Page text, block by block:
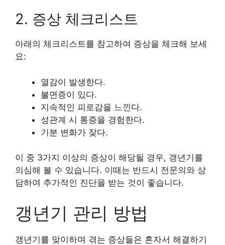
2. 증상 체크리스트
아래의 체크리스트를 참고하여 증상을 체크해 보세
요:
열감이 발생한다.
불면증이 있다.
지속적인 피로감을 느낀다.
성관계 시 통증을 경험한다.
기분 변화가 잦다.
이 중 3가지 이상의 증상이 해당될 경우, 갱년기를
의심해 볼 수 있습니다. 이때는 반드시 전문의와 상
담하여 추가적인 진단을 받는 것이 좋습니다.
갱년기 관리 방법
갱년기를 맞이하며 겪는 증상들은 혼자서 해결하기